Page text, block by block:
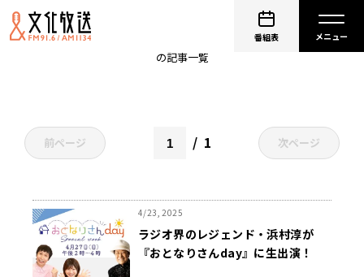
番組表
の記事一覧
前ページ 1 次ページ
4/23, 2025
ラジオ界のレジェンド・浜村淳が
『おとなりさんday』に生出演！